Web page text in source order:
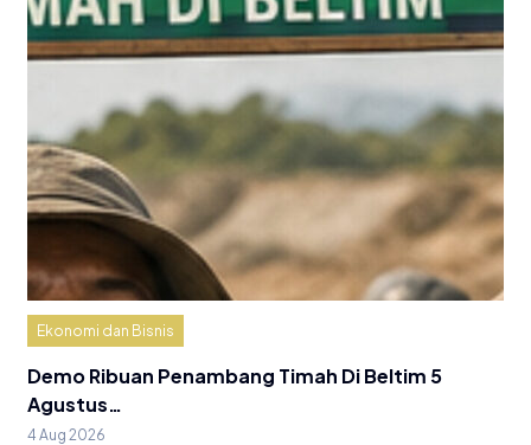
Ekonomi dan Bisnis
Demo Ribuan Penambang Timah Di Beltim 5
Agustus…
4 Aug 2026